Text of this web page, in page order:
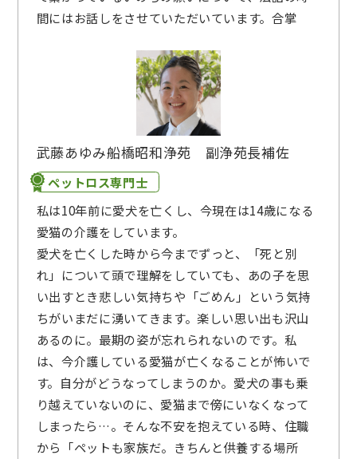
間にはお話しをさせていただいています。合掌
武藤あゆみ船橋昭和浄苑 副浄苑長補佐
ペットロス専門士
私は10年前に愛犬を亡くし、今現在は14歳になる
愛猫の介護をしています。
愛犬を亡くした時から今までずっと、「死と別
れ」について頭で理解をしていても、あの子を思
い出すとき悲しい気持ちや「ごめん」という気持
ちがいまだに湧いてきます。楽しい思い出も沢山
あるのに。最期の姿が忘れられないのです。私
は、今介護している愛猫が亡くなることが怖いで
す。自分がどうなってしまうのか。愛犬の事も乗
り越えていないのに、愛猫まで傍にいなくなって
しまったら…。そんな不安を抱えている時、住職
から「ペットも家族だ。きちんと供養する場所